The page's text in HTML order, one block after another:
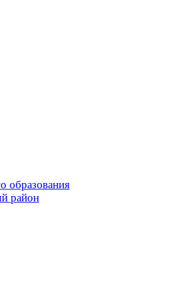
образования
район